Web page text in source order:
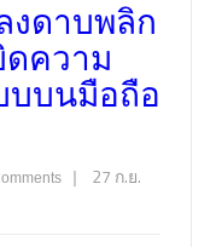
งดาบพลิก
ดความ
บบนมือถือ
|
27 ก.ย.